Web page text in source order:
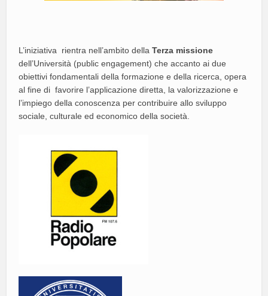
L’iniziativa rientra nell’ambito dellaTerza missione
dell’Università (public engagement) che accanto ai due
obiettivi fondamentali della formazione e della ricerca, opera
al fine di favorire l’applicazione diretta, la valorizzazione e
l’impiego della conoscenza per contribuire allo sviluppo
sociale, culturale ed economico della società.